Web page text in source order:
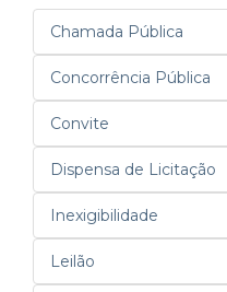
Chamada Pública
Concorrência Pública
Convite
Dispensa de Licitação
Inexigibilidade
Leilão